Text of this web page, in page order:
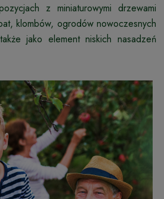
z miniaturowymi drzewami
klombów, ogrodów nowoczesnych
jako element niskich nasadzeń